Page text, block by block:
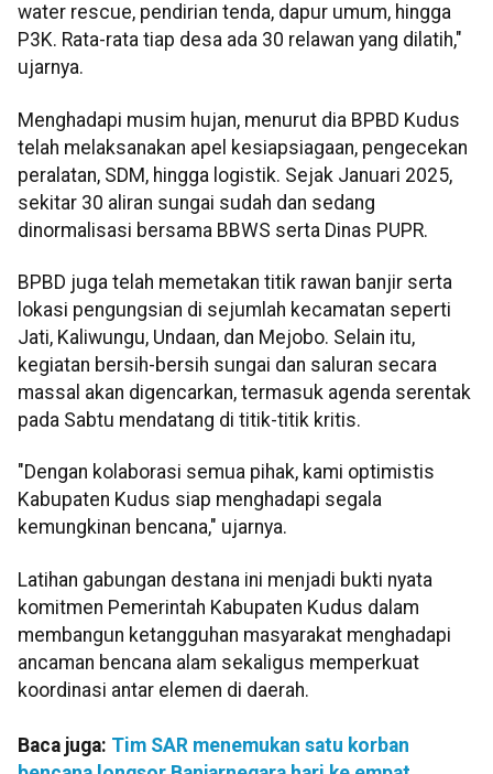
water rescue, pendirian tenda, dapur umum, hingga
P3K. Rata-rata tiap desa ada 30 relawan yang dilatih,"
ujarnya.
Menghadapi musim hujan, menurut dia BPBD Kudus
telah melaksanakan apel kesiapsiagaan, pengecekan
peralatan, SDM, hingga logistik. Sejak Januari 2025,
sekitar 30 aliran sungai sudah dan sedang
dinormalisasi bersama BBWS serta Dinas PUPR.
BPBD juga telah memetakan titik rawan banjir serta
lokasi pengungsian di sejumlah kecamatan seperti
Jati, Kaliwungu, Undaan, dan Mejobo. Selain itu,
kegiatan bersih-bersih sungai dan saluran secara
massal akan digencarkan, termasuk agenda serentak
pada Sabtu mendatang di titik-titik kritis.
"Dengan kolaborasi semua pihak, kami optimistis
Kabupaten Kudus siap menghadapi segala
kemungkinan bencana," ujarnya.
Latihan gabungan destana ini menjadi bukti nyata
komitmen Pemerintah Kabupaten Kudus dalam
membangun ketangguhan masyarakat menghadapi
ancaman bencana alam sekaligus memperkuat
koordinasi antar elemen di daerah.
Baca juga: Tim SAR menemukan satu korban